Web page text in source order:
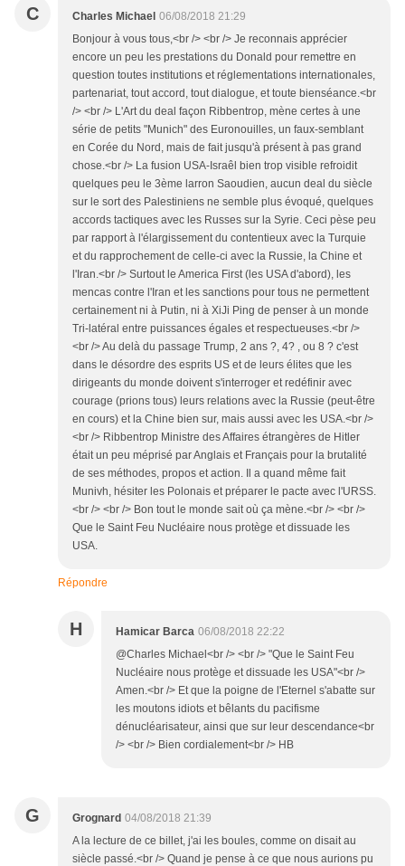
C Charles Michael 06/08/2018 21:29
Bonjour à vous tous,<br /> <br /> Je reconnais apprécier
encore un peu les prestations du Donald pour remettre en
question toutes institutions et réglementations internationales,
partenariat, tout accord, tout dialogue, et toute bienséance.<br
/> <br /> L'Art du deal façon Ribbentrop, mène certes à une
série de petits "Munich" des Euronouilles, un faux-semblant
en Corée du Nord, mais de fait jusqu'à présent à pas grand
chose.<br /> La fusion USA-Israêl bien trop visible refroidit
quelques peu le 3ème larron Saoudien, aucun deal du siècle
sur le sort des Palestiniens ne semble plus évoqué, quelques
accords tactiques avec les Russes sur la Syrie. Ceci pèse peu
par rapport à l'élargissement du contentieux avec la Turquie
et du rapprochement de celle-ci avec la Russie, la Chine et
l'Iran.<br /> Surtout le America First (les USA d'abord), les
mencas contre l'Iran et les sanctions pour tous ne permettent
certainement ni à Putin, ni à XiJi Ping de penser à un monde
Tri-latéral entre puissances égales et respectueuses.<br />
<br /> Au delà du passage Trump, 2 ans ?, 4? , ou 8 ? c'est
dans le désordre des esprits US et de leurs élites que les
dirigeants du monde doivent s'interroger et redéfinir avec
courage (prions tous) leurs relations avec la Russie (peut-être
en cours) et la Chine bien sur, mais aussi avec les USA.<br />
<br /> Ribbentrop Ministre des Affaires étrangères de Hitler
était un peu méprisé par Anglais et Français pour la brutalité
de ses méthodes, propos et action. Il a quand même fait
Munivh, hésiter les Polonais et préparer le pacte avec l'URSS.
<br /> <br /> Bon tout le monde sait où ça mène.<br /> <br />
Que le Saint Feu Nucléaire nous protège et dissuade les
USA.
Répondre
H Hamicar Barca 06/08/2018 22:22
@Charles Michael<br /> <br /> "Que le Saint Feu
Nucléaire nous protège et dissuade les USA"<br />
Amen.<br /> Et que la poigne de l'Eternel s'abatte sur
les moutons idiots et bêlants du pacifisme
dénucléarisateur, ainsi que sur leur descendance<br
/> <br /> Bien cordialement<br /> HB
G Grognard 04/08/2018 21:39
A la lecture de ce billet, j'ai les boules, comme on disait au
siècle passé.<br /> Quand je pense à ce que nous aurions pu